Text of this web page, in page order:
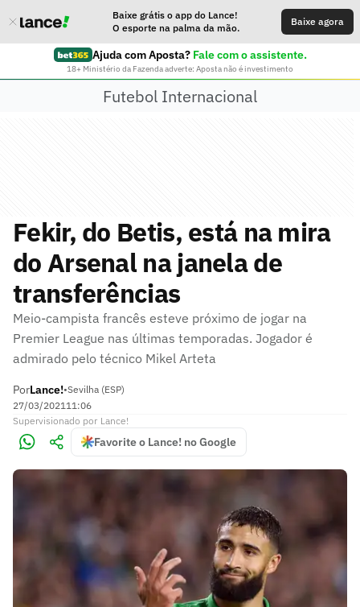
Baixe grátis o app do Lance!
O esporte na palma da mão.
Baixe agora
Ajuda com Aposta? Fale com o assistente.
18+ Ministério da Fazenda adverte: Aposta não é investimento
Futebol Internacional
Fekir, do Betis, está na mira
do Arsenal na janela de
transferências
Meio-campista francês esteve próximo de jogar na
Premier League nas últimas temporadas. Jogador é
admirado pelo técnico Mikel Arteta
PorLance!•Sevilha (ESP)
27/03/202111:06
Supervisionado por Lance!
Favorite o Lance! no Google